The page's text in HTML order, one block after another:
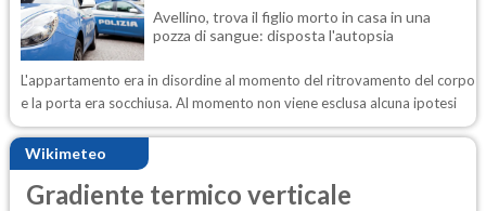
Avellino, trova il figlio morto in casa in una
pozza di sangue: disposta l'autopsia
L'appartamento era in disordine al momento del ritrovamento del corpo
e la porta era socchiusa. Al momento non viene esclusa alcuna ipotesi
Wikimeteo
Gradiente termico verticale